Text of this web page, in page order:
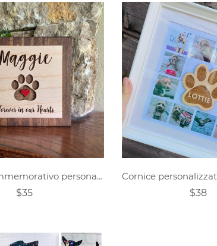
Cartello commemorativo personalizzato per animali domestici
$35
$38